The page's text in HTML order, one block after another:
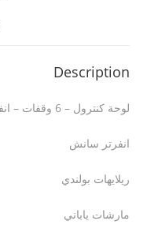
Description
لوحة كنترول – 6 وقفات – انفرتر
انفرتر سانش
ريلايهات بولندي
مارشات ياباني